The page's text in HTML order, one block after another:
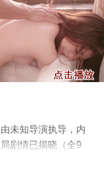
未知导演执导，内
剧情已揭晓（全9
综艺节目就上星辰